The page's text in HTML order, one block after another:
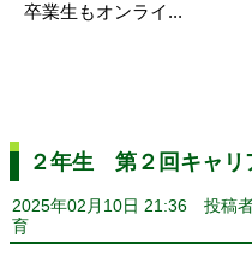
卒業生もオンライ...
２年生 第２回キャリ
2025年02月10日 21:36 投稿
育